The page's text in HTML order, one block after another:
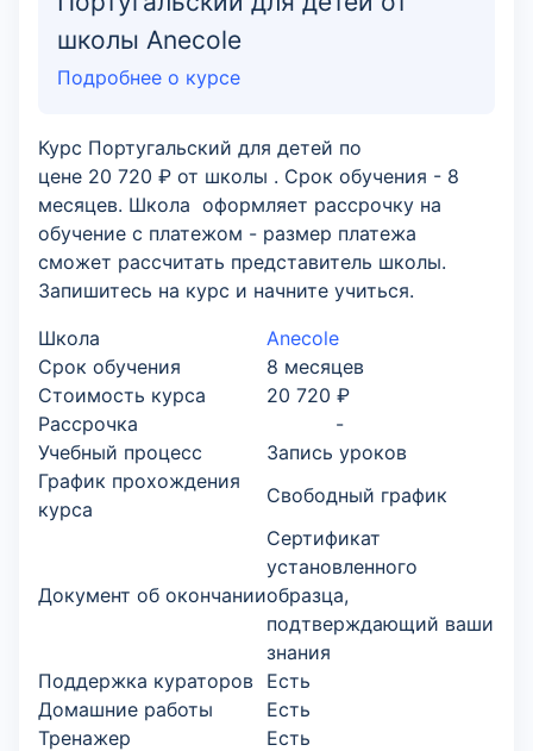
школы Anecole
Подробнее о курсе
Курс Португальский для детей по
цене 20 720 ₽ от школы . Срок обучения - 8
месяцев. Школа оформляет рассрочку на
обучение с платежом - размер платежа
сможет рассчитать представитель школы.
Запишитесь на курс и начните учиться.
Школа
Anecole
Срок обучения
8 месяцев
Стоимость курса
20 720 ₽
Рассрочка
-
Учебный процесс
Запись уроков
График прохождения
курса
Свободный график
Документ об окончании
Сертификат
установленного
образца,
подтверждающий ваши
знания
Поддержка кураторов Есть
Домашние работы
Есть
Тренажер
Есть